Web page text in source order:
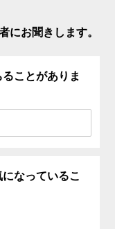
にお聞きします。
ことがありま
なっているこ